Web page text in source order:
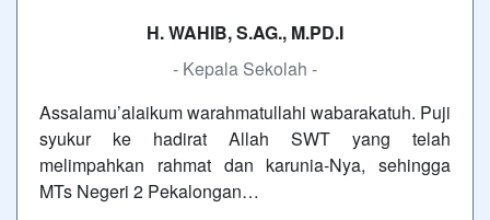
H. WAHIB, S.AG., M.PD.I
- Kepala Sekolah -
Assalamu’alaikum warahmatullahi wabarakatuh. Puji
syukur ke hadirat Allah SWT yang telah
melimpahkan rahmat dan karunia-Nya, sehingga
MTs Negeri 2 Pekalongan…